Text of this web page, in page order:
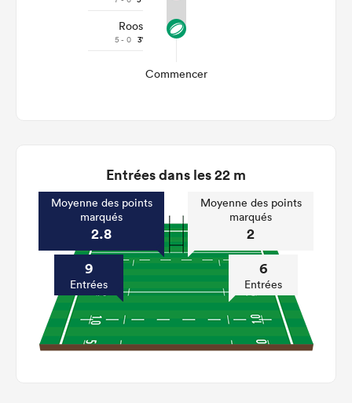
Roos
5 - 0 3'
Commencer
Entrées dans les 22 m
Moyenne des points
marqués
2.8
9
Entrées
Moyenne des points
marqués
2
6
Entrées